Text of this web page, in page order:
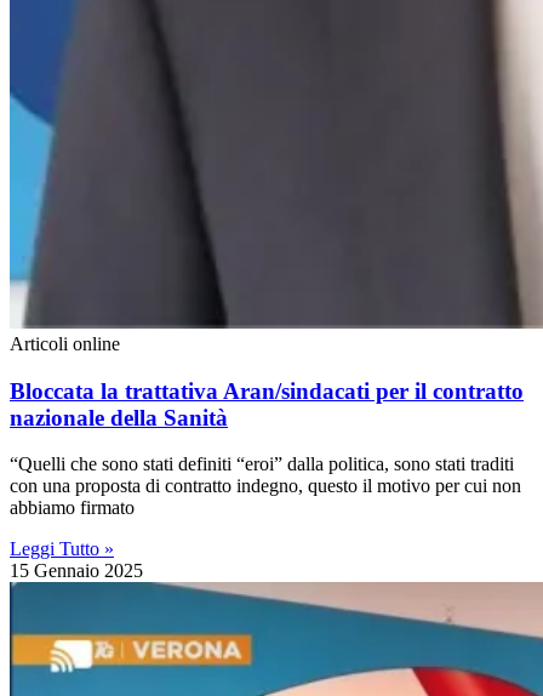
Articoli online
Bloccata la trattativa Aran/sindacati per il contratto
nazionale della Sanità
“Quelli che sono stati definiti “eroi” dalla politica, sono stati traditi
con una proposta di contratto indegno, questo il motivo per cui non
abbiamo firmato
Leggi Tutto »
15 Gennaio 2025